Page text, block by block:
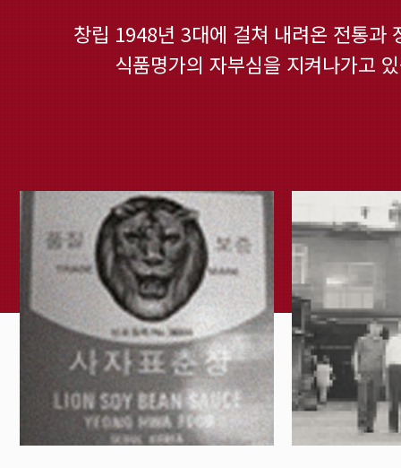
창립 1948년 3대에 걸쳐 내려온 전통과
식품명가의 자부심을 지켜나가고